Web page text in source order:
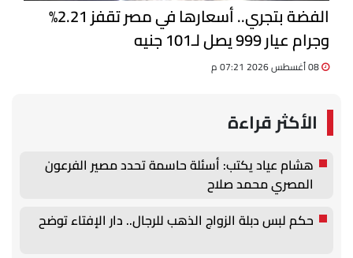
الفضة بتجري.. أسعارها في مصر تقفز 2.21%
وجرام عيار 999 يصل لـ101 جنيه
الأكثر قراءة
هشام عياد يكتب: أسئلة حاسمة تحدد مصير الفرعون
المصري محمد صلاح
حكم لبس دبلة الزواج الذهب للرجال.. دار الإفتاء توضح